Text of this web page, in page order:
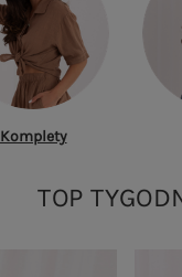
Komplety
TOP